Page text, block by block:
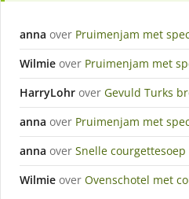
anna over Pruimenjam met
Wilmie over Pruimenjam met
HarryLohr over Gevuld Turks
anna over Pruimenjam met
anna over Snelle
Wilmie over Ovenschotel met